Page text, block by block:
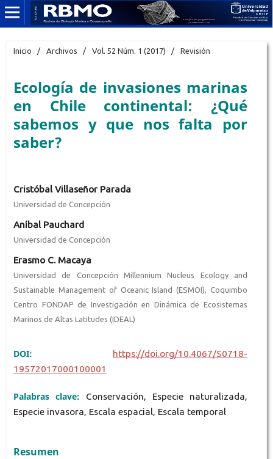
Inicio / Archivos / Vol. 52 Núm. 1 (2017) / Revisión
Ecología de invasiones marinas
en Chile continental: ¿Qué
sabemos y que nos falta por
saber?
Cristóbal Villaseñor Parada
Universidad de Concepción
Aníbal Pauchard
Universidad de Concepción
Erasmo C. Macaya
Universidad de Concepción Millennium Nucleus Ecology and
Sustainable Management of Oceanic Island (ESMOI), Coquimbo
Centro FONDAP de Investigación en Dinámica de Ecosistemas
Marinos de Altas Latitudes (IDEAL)
DOI:
https://doi.org/10.4067/S0718-
19572017000100001
Palabras clave:
Conservación, Especie naturalizada,
Especie invasora, Escala espacial, Escala temporal
Resumen